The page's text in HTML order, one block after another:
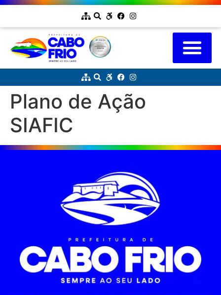
Plano de Ação
SIAFIC